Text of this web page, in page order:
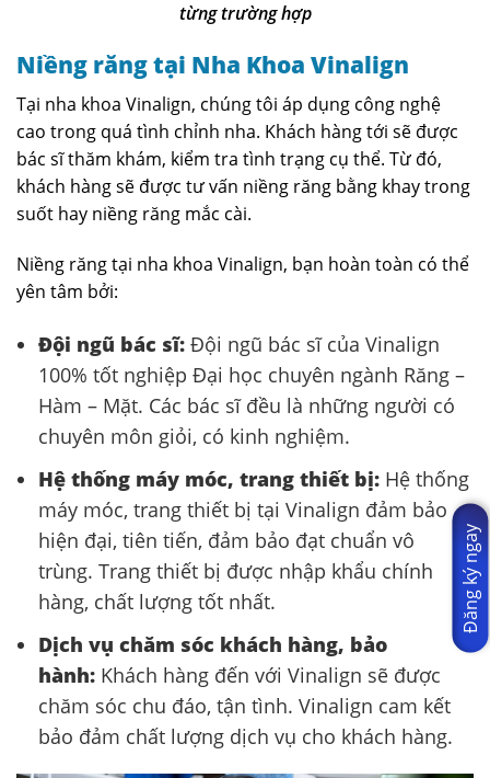
từng trường hợp
Niềng răng tại Nha Khoa Vinalign
Tại nha khoa Vinalign, chúng tôi áp dụng công nghệ
cao trong quá tình chỉnh nha. Khách hàng tới sẽ được
bác sĩ thăm khám, kiểm tra tình trạng cụ thể. Từ đó,
khách hàng sẽ được tư vấn niềng răng bằng khay trong
suốt hay niềng răng mắc cài.
Niềng răng tại nha khoa Vinalign, bạn hoàn toàn có thể
yên tâm bởi:
Đội ngũ bác sĩ: Đội ngũ bác sĩ của Vinalign
100% tốt nghiệp Đại học chuyên ngành Răng –
Hàm – Mặt. Các bác sĩ đều là những người có
chuyên môn giỏi, có kinh nghiệm.
Hệ thống máy móc, trang thiết bị: Hệ thống
máy móc, trang thiết bị tại Vinalign đảm bảo
hiện đại, tiên tiến, đảm bảo đạt chuẩn vô
trùng. Trang thiết bị được nhập khẩu chính
hàng, chất lượng tốt nhất.
Dịch vụ chăm sóc khách hàng, bảo
hành: Khách hàng đến với Vinalign sẽ được
chăm sóc chu đáo, tận tình. Vinalign cam kết
bảo đảm chất lượng dịch vụ cho khách hàng.
Đăng ký ngay